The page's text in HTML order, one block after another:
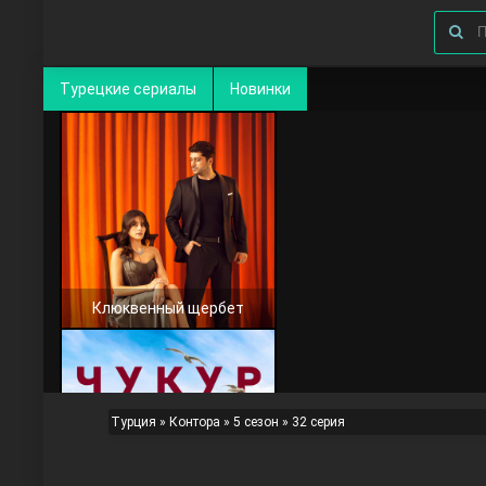
Турецкие сериалы Новинки
Клюквенный щербет
Турция » Контора » 5 сезон » 32 серия